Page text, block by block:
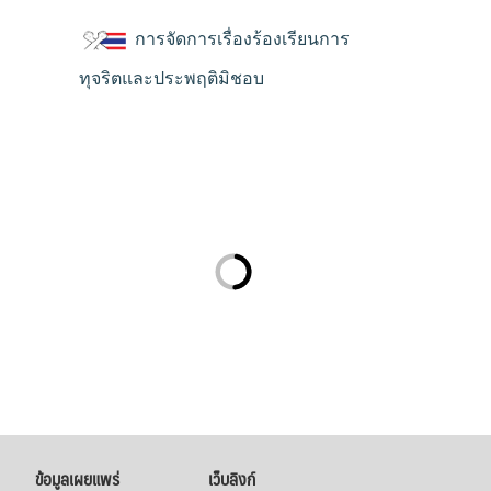
การจัดการเรื่องร้องเรียนการ
ทุจริตและประพฤติมิชอบ
ข้อมูลเผยแพร่ เว็บลิงก์